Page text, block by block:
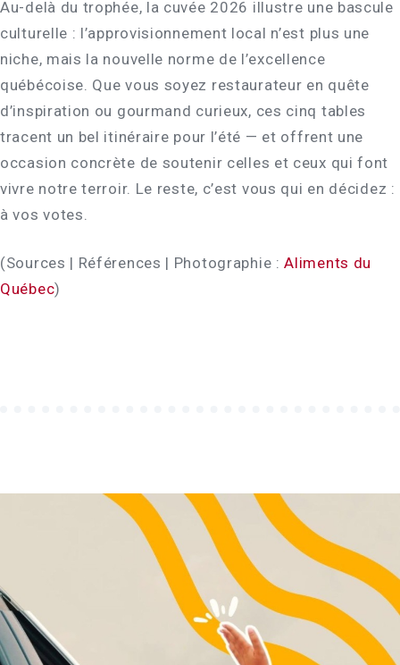
Au-delà du trophée, la cuvée 2026 illustre une bascule
culturelle : l’approvisionnement local n’est plus une
niche, mais la nouvelle norme de l’excellence
québécoise. Que vous soyez restaurateur en quête
d’inspiration ou gourmand curieux, ces cinq tables
tracent un bel itinéraire pour l’été — et offrent une
occasion concrète de soutenir celles et ceux qui font
vivre notre terroir. Le reste, c’est vous qui en décidez :
à vos votes.
(Sources | Références | Photographie :Aliments du
Québec)